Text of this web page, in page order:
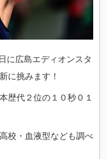
に広島エディオンスタ
に挑みます！
歴代２位の１０秒０１
校・血液型なども調べ